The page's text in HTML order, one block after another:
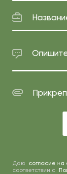
Даю согласие на
соответствии с